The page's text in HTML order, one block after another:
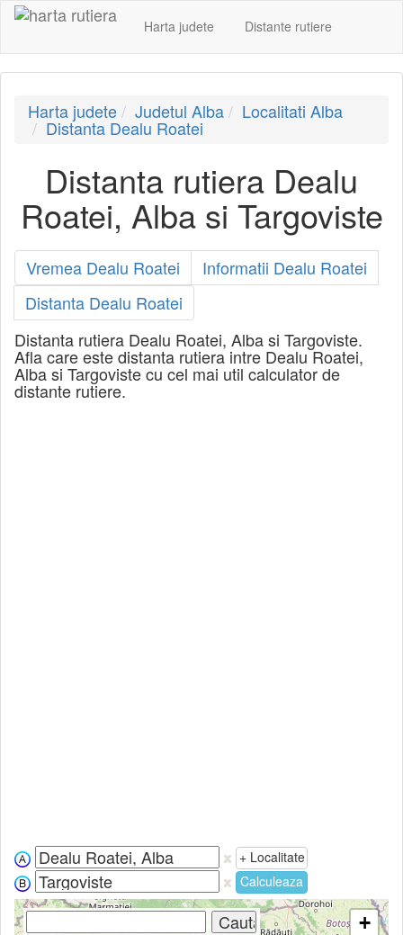
Harta judete Distante rutiere
Harta judete Judetul Alba Localitati Alba
Distanta Dealu Roatei
Distanta rutiera Dealu
Roatei, Alba si Targoviste
Vremea Dealu Roatei
Informatii Dealu Roatei
Distanta Dealu Roatei
Distanta rutiera Dealu Roatei, Alba si Targoviste.
Afla care este distanta rutiera intre Dealu Roatei,
Alba si Targoviste cu cel mai util calculator de
distante rutiere.
+ Localitate
Calculeaza
+